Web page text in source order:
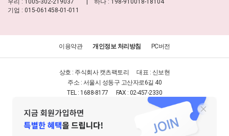
우리 : 1005-302-219037 | 하나 : 198-910018-18104
기업 : 015-061458-01-011
이용약관 개인정보 처리방침 PC버전
상호 : 주식회사 캣츠팩토리
대표 : 신보현
주소 : 서울시 성동구 고산자로6길 40
TEL : 1688-8177
FAX : 02-457-2330
(사업자정보확인)
통신판매업신고 : 제2013-서울성동-0032호
개인정보담당자 : 신보현
help@moulian.com